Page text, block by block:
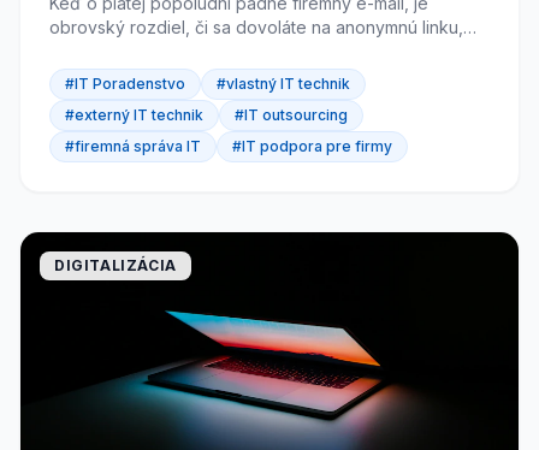
obrovský rozdiel, či sa dovoláte na anonymnú linku,
Toto je príbeh o vlastnom IT technikovi: jednom
človeku, ktorý drží celé vaše IT a zdvihne, keď horí.
#IT Poradenstvo
#vlastný IT technik
#externý IT technik
#IT outsourcing
#firemná správa IT
#IT podpora pre firmy
DIGITALIZÁCIA